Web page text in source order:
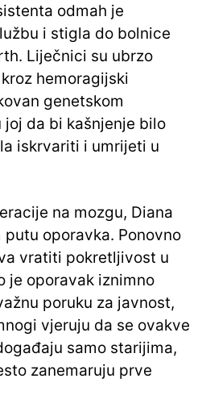
odmah je
i stigla do bolnice
Liječnici su ubrzo
hemoragijski
genetskom
joj da bi kašnjenje bilo
iskrvariti i umrijeti u
na mozgu, Diana
putu oporavka. Ponovno
vratiti pokretljivost u
je oporavak iznimno
poruku za javnost,
vjeruju da se ovakve
samo starijima,
zanemaruju prve